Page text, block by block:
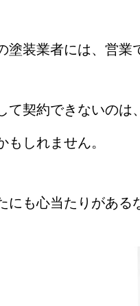
塗装業者には、営業
て契約できないのは
もしれません。
にも心当たりがある